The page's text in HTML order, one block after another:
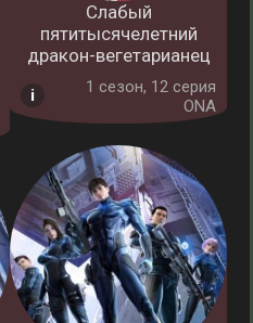
Слабый
пятитысячелетний
дракон-вегетарианец
1 cезон, 12 серия
ONA